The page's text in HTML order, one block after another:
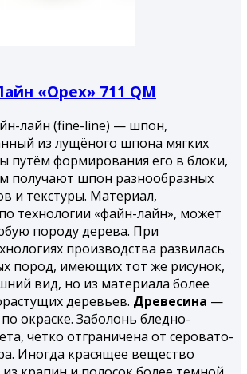
«Орех» 711 QM
лайн (fine-line) — шпон,
из лущёного шпона мягких
путём формирования его в блоки,
получают шпон разнообразных
и текстуры. Материал,
технологии «файн-лайн», может
породу дерева. При
производства развилась
пород, имеющих тот же рисунок,
вид, но из материала более
деревьев. Древесина —
окраске. Заболонь бледно-
четко отграничена от серовато-
Иногда красящее вещество